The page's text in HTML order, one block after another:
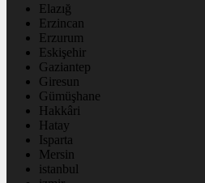
Elazığ
Erzincan
Erzurum
Eskişehir
Gaziantep
Giresun
Gümüşhane
Hakkâri
Hatay
Isparta
Mersin
istanbul